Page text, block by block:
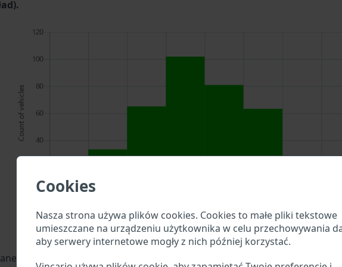
Cookies
Nasza strona używa plików cookies. Cookies to małe pliki tekstowe
umieszczane na urządzeniu użytkownika w celu przechowywania
aby serwery internetowe mogły z nich później korzystać.
Carrier Companya w pole wyszukiwania powyżej, aby sprawdzić, jakie